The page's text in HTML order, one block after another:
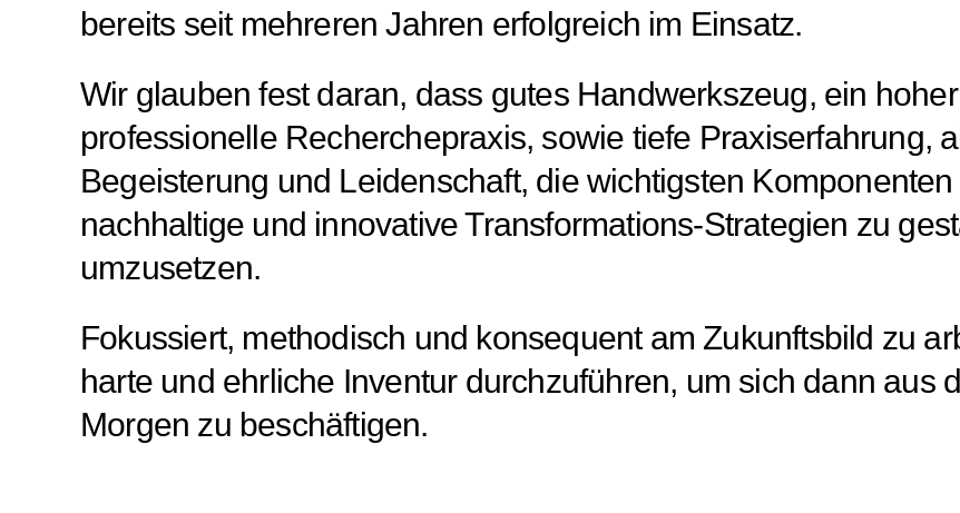
bereits seit mehreren Jahren erfolgreich im Einsatz.
Wir glauben fest daran, dass gutes Handwerkszeug, ein
professionelle Recherchepraxis, sowie tiefe Praxiserfahrung,
Begeisterung und Leidenschaft, die wichtigsten
nachhaltige und innovative Transformations-Strategien zu
umzusetzen.
Fokussiert, methodisch und konsequent am Zukunftsbild zu
harte und ehrliche Inventur durchzuführen, um sich dann aus
Morgen zu beschäftigen.